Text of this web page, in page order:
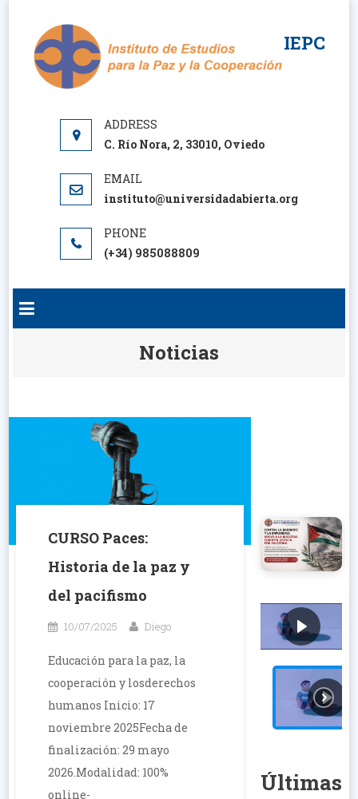
contenido
IEPC
C. Río Nora, 2, 33010, Oviedo
instituto@universidadabierta.org
(+34) 985088809
Noticias
Noticias
CURSO Paces:
Historia de la paz y
del pacifismo
10/07/2025 Diego
Educación para la paz, la
cooperación y losderechos
humanos Inicio: 17
noviembre 2025Fecha de
finalización: 29 mayo
2026.Modalidad: 100%
online-
Últimas